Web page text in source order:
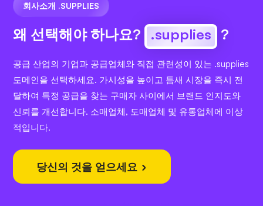
회사소개 .SUPPLIES
왜 선택해야 하나요? .supplies ?
공급 산업의 기업과 공급업체와 직접 관련성이 있는 .supplies
도메인을 선택하세요. 가시성을 높이고 틈새 시장을 즉시 전
달하여 특정 공급을 찾는 구매자 사이에서 브랜드 인지도와
신뢰를 개선합니다. 소매업체, 도매업체 및 유통업체에 이상
적입니다.
당신의 것을 얻으세요